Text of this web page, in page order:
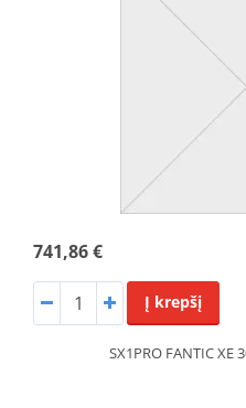
741,86 €
Į krepšį
SX1PRO FANTIC XE